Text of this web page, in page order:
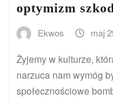
optymizm
Ekwos maj
Żyjemy w kulturze,
narzuca nam wymóg
społecznościowe